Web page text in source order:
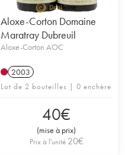
Aloxe-Corton Domaine
Maratray Dubreuil
Aloxe-Corton AOC
2003
Lot de 2 bouteilles | 0 enchère
40€
(mise à prix)
Prix à l'unité 20€